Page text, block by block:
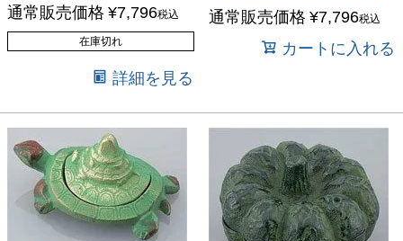
通常販売価格 ¥7,796税込
在庫切れ
詳細を見る
通常販売価格 ¥7,796税込
カートに入れる